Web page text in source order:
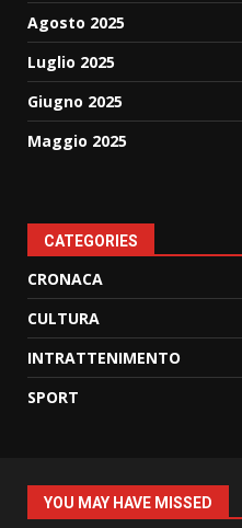
Agosto 2025
Luglio 2025
Giugno 2025
Maggio 2025
CATEGORIES
CRONACA
CULTURA
INTRATTENIMENTO
SPORT
YOU MAY HAVE MISSED